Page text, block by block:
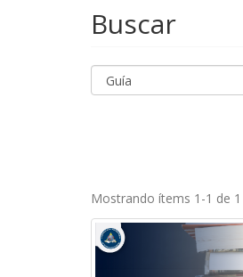
Buscar
Mostrando ítems 1-1 de 1